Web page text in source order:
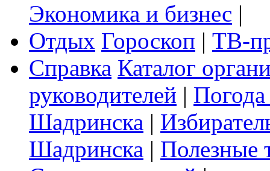
Экономика и бизнес |
Отдых Гороскоп | ТВ-
Справка Каталог
руководителей |
Шадринска |
Шадринска | Полезные